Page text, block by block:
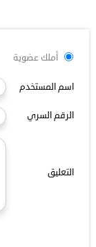
أملك عضوية
اسم المستخدم
الرقم السري
التعليق